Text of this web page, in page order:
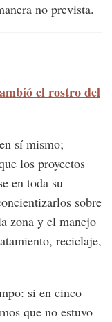
no prevista.
el rostro del
sí mismo;
los proyectos
en toda su
sobre
zona y el manejo
reciclaje,
si en cinco
que no estuvo